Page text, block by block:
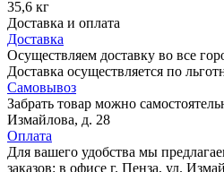
35,6 кг
Доставка и оплата
Доставка
Осуществляем доставку во все
Доставка осуществляется по
Самовывоз
Забрать товар можно
Измайлова, д. 28
Оплата
Для вашего удобства мы
заказов: в офисе г. Пенза, ул.